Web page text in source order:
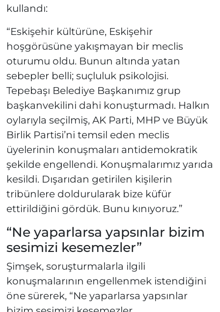
kullandı:
“Eskişehir kültürüne, Eskişehir
hoşgörüsüne yakışmayan bir meclis
oturumu oldu. Bunun altında yatan
sebepler belli; suçluluk psikolojisi.
Tepebaşı Belediye Başkanımız grup
başkanvekilini dahi konuşturmadı. Halkın
oylarıyla seçilmiş, AK Parti, MHP ve Büyük
Birlik Partisi’ni temsil eden meclis
üyelerinin konuşmaları antidemokratik
şekilde engellendi. Konuşmalarımız yarıda
kesildi. Dışarıdan getirilen kişilerin
tribünlere doldurularak bize küfür
ettirildiğini gördük. Bunu kınıyoruz.”
“Ne yaparlarsa yapsınlar bizim
sesimizi kesemezler”
Şimşek, soruşturmalarla ilgili
konuşmalarının engellenmek istendiğini
öne sürerek, “Ne yaparlarsa yapsınlar